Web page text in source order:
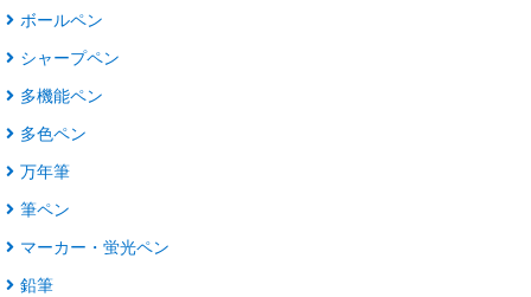
ボールペン
シャープペン
多機能ペン
多色ペン
万年筆
筆ペン
マーカー・蛍光ペン
鉛筆